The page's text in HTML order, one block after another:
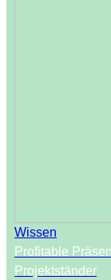
Wissen
Profitable
Projektständer